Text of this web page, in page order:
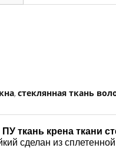
, стеклянная ткань
ткань крена ткани
сделан из